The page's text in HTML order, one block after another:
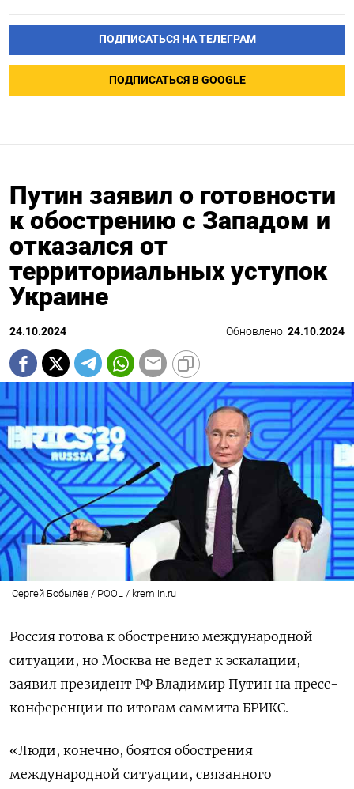
ПОДПИСАТЬСЯ НА ТЕЛЕГРАМ
ПОДПИСАТЬСЯ В GOOGLE
Путин заявил о готовности
к обострению с Западом и
отказался от
территориальных уступок
Украине
24.10.2024 Обновлено: 24.10.2024
Сергей Бобылёв / POOL / kremlin.ru
Россия готова к обострению международной
ситуации, но Москва не ведет к эскалации,
заявил президент РФ Владимир Путин на пресс-
конференции по итогам саммита БРИКС.
«Люди, конечно, боятся обострения
международной ситуации, связанного